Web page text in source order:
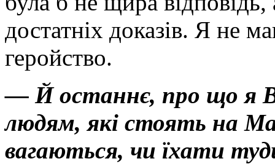
достатніх доказів. Я не
геройство.
— Й останнє, про що я
людям, які стоять на
вагаються, чи їхати